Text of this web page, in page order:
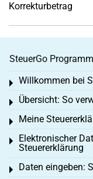
Korrekturbetrag
SteuerGo
Willkommen bei
Toggle menu
Übersicht: So
Toggle menu
Meine
Toggle menu
Elektronischer
Steuererklärung
Toggle menu
Daten eingeben:
Toggle menu